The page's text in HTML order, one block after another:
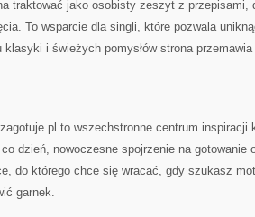
traktować jako osobisty zeszyt z przepisami,
To wsparcie dla singli, które pozwala
klasyki i świeżych pomysłów strona
to wszechstronne centrum inspiracji
dzień, nowoczesne spojrzenie na gotowanie
do którego chce się wracać, gdy szukasz
garnek.